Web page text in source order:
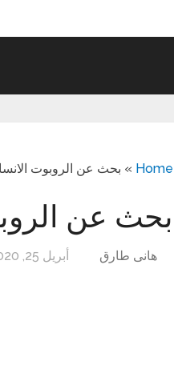
Home
» بحث عن الروبوت
بحث عن
هانى طارق أبريل 25, 2020